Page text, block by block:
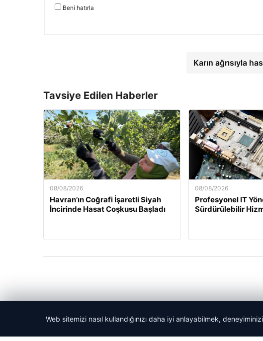
Beni hatırla
Karın ağrısıyla
Tavsiye Edilen Haberler
08/08/2026
Havran’ın Coğrafi İşaretli Siyah
İncirinde Hasat Coşkusu Başladı
08/08/2026
Profesyonel IT
Sürdürülebilir
Web sitemizi nasıl kullandığınızı daha iyi anlayabilmek,